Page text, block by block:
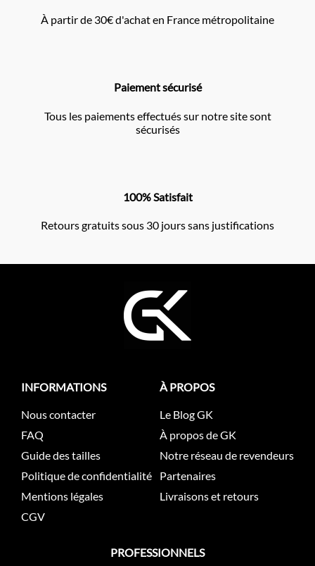
À partir de 30€ d'achat en France métropolitaine
Paiement sécurisé
Tous les paiements effectués sur notre site sont
sécurisés
100% Satisfait
Retours gratuits sous 30 jours sans justifications
INFORMATIONS
Nous contacter
FAQ
Guide des tailles
Politique de confidentialité
Mentions légales
CGV
À PROPOS
Le Blog GK
À propos de GK
Notre réseau de revendeurs
Partenaires
Livraisons et retours
PROFESSIONNELS